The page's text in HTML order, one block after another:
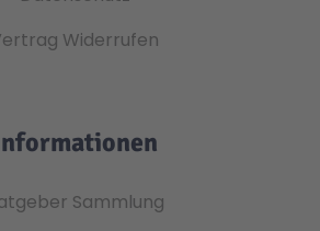
Widerrufen
Sammlung